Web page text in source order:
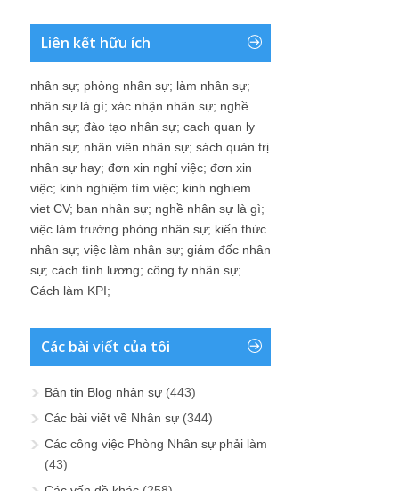
Liên kết hữu ích
nhân sự; phòng nhân sự; làm nhân sự;
nhân sự là gì; xác nhận nhân sự; nghề
nhân sự; đào tạo nhân sự; cach quan ly
nhân sự; nhân viên nhân sự; sách quản trị
nhân sự hay; đơn xin nghỉ việc; đơn xin
việc; kinh nghiệm tìm việc; kinh nghiem
viet CV; ban nhân sự; nghề nhân sự là gì;
việc làm trưởng phòng nhân sự; kiến thức
nhân sự; việc làm nhân sự; giám đốc nhân
sự; cách tính lương; công ty nhân sự;
Cách làm KPI;
Các bài viết của tôi
Bản tin Blog nhân sự (443)
Các bài viết về Nhân sự (344)
Các công việc Phòng Nhân sự phải làm
(43)